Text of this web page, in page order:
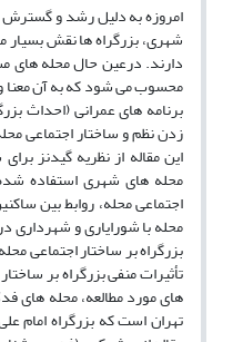
امروزه به دلیل رشد و
شهری، بزرگراه ها نقش
دارند. درعین حال محله های
محسوب می شود که به آن
برنامه های عمرانی (احداث
زدن نظم و ساختار اجتماعی
این مقاله از نظریه گیدنز
محله های شهری استفاده
اجتماعی محله، روابط بین
محله با شورایاری و
بزرگراه بر ساختار اجتماعی
تأثیرات منفی بزرگراه بر
تهران است که بزرگراه امام